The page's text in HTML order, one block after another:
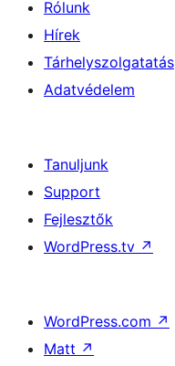
Rólunk
Hírek
Tárhelyszolgatatás
Adatvédelem
Tanuljunk
Support
Fejlesztők
WordPress.tv ↗
WordPress.com ↗
Matt ↗